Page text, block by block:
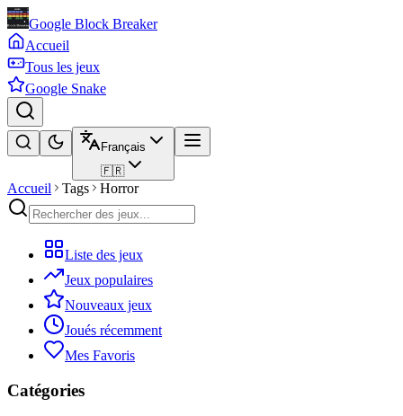
Google Block Breaker
Accueil
Tous les jeux
Google Snake
Français
🇫🇷
Accueil Tags Horror
Liste des jeux
Jeux populaires
Nouveaux jeux
Joués récemment
Mes Favoris
Catégories